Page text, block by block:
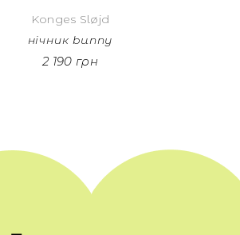
Konges Sløjd
нічник bunny
2 190 грн